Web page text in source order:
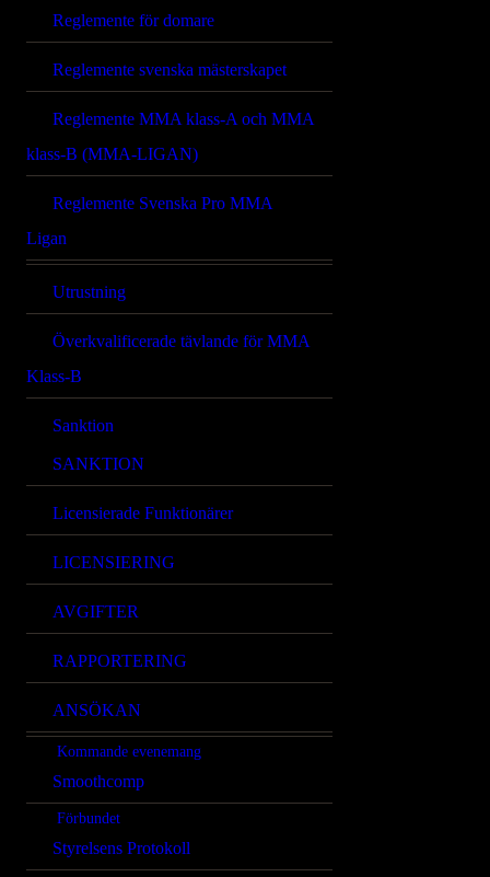
Reglemente för domare
Reglemente svenska mästerskapet
Reglemente MMA klass-A och MMA
klass-B (MMA-LIGAN)
Reglemente Svenska Pro MMA
Ligan
Utrustning
Överkvalificerade tävlande för MMA
Klass-B
Sanktion
SANKTION
Licensierade Funktionärer
LICENSIERING
AVGIFTER
RAPPORTERING
ANSÖKAN
Kommande evenemang
Smoothcomp
Förbundet
Styrelsens Protokoll